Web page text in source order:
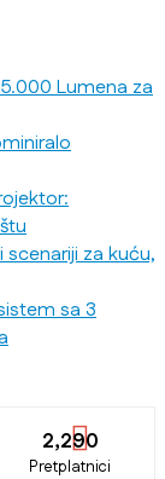
Lumena za
za kuću,
sa 3
2,290
Pretplatnici